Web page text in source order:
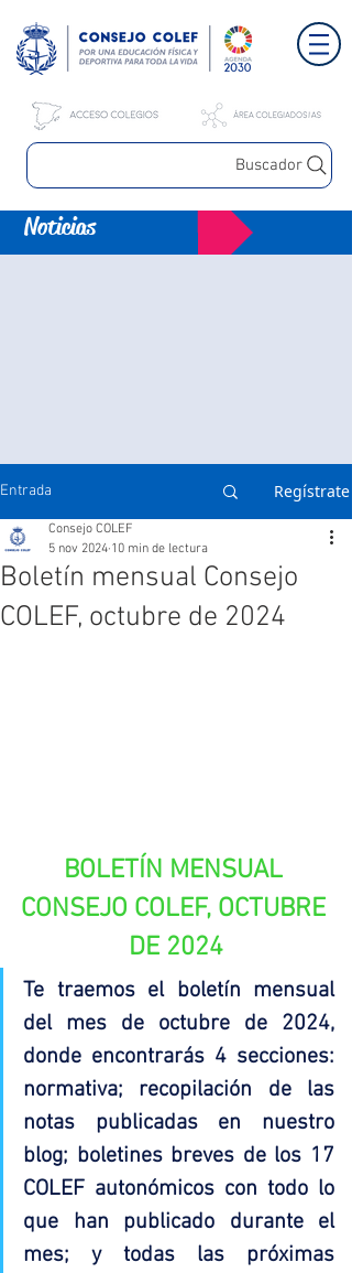
Buscador
Noticias
Entrada Regístrate
Boletín mensual Consejo
COLEF, octubre de 2024
Consejo COLEF
5 nov 2024 10 min de lectura
BOLETÍN MENSUAL
CONSEJO COLEF, OCTUBRE
DE 2024
Te traemos el boletín mensual
del mes de octubre de 2024,
donde encontrarás 4 secciones:
normativa; recopilación de las
notas publicadas en nuestro
blog; boletines breves de los 17
COLEF autonómicos con todo lo
que han publicado durante el
mes; y todas las próximas